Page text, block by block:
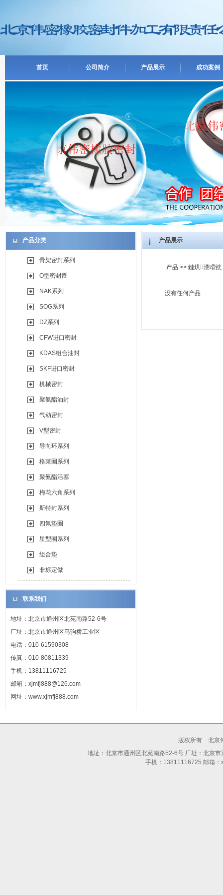
首页 公司简介 产品展示 成功案例
产品分类
骨架密封系列
O型密封圈
NAK系列
SOG系列
DZ系列
CFW进口密封
KDAS组合油封
SKF进口密封
机械密封
聚氨酯油封
气动密封
V型密封
导向环系列
格莱圈系列
聚氨酯活塞
梅花六角系列
斯特封系列
四氟垫圈
星型圈系列
组合垫
非标定做
联系我们
地址：北京市通州区北苑南路52-6号
厂址：北京市通州区马驹桥工业区
电话：010-61590308
传真：010-80811339
手机：13811116725
邮箱：xjmfj888@126.com
网址：www.xjmfj888.com
产品展示
产品 >> 鏈烘瀵嗗皝
没有任何产品
版权所有 北京
地址：北京市通州区北苑南路52-6号 厂址：北京
手机：13811116725 邮箱